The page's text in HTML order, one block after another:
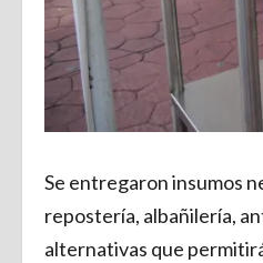
Se entregaron insumos
repostería, albañilería,
alternativas que